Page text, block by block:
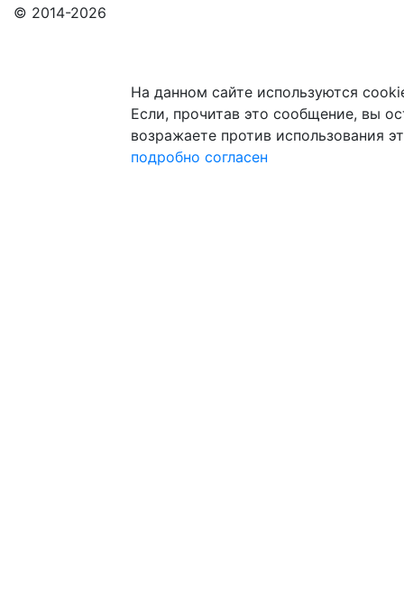
© 2014-2026
На данном сайте используются
Если, прочитав это сообщение, вы
возражаете против использования
подробно согласен